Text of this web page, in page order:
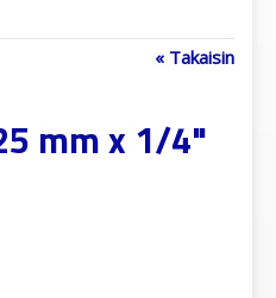
« Takaisin
mm x 1/4"